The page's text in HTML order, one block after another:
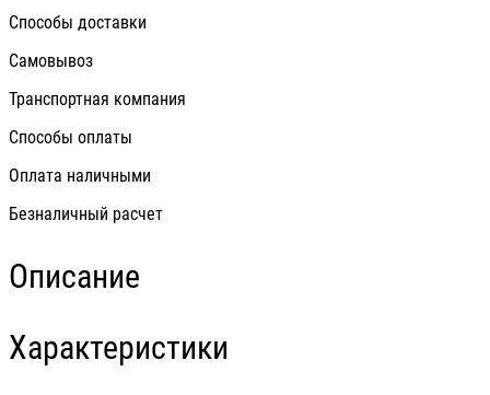
Способы доставки
Самовывоз
Транспортная компания
Способы оплаты
Оплата наличными
Безналичный расчет
Описание
Характеристики